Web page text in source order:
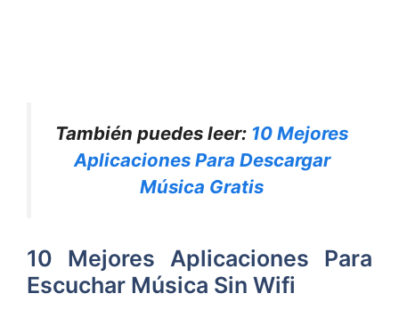
También puedes leer: 10 Mejores
Aplicaciones Para Descargar
Música Gratis
10 Mejores Aplicaciones Para
Escuchar Música Sin Wifi